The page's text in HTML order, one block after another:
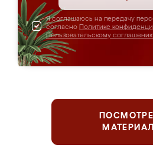
Я соглашаюсь на передачу
согласно Политике
Пользовательскому